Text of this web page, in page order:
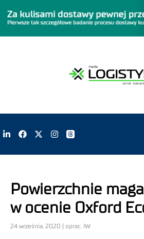
Powierzchnie
w ocenie Oxford
24 września, 2020 | oprac. IW